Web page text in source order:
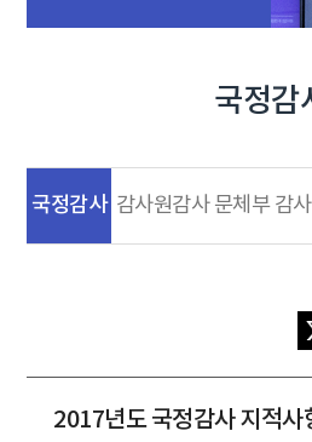
국정감
국정감사 감사원감사 문체부 감사
2017년도 국정감사 지적사